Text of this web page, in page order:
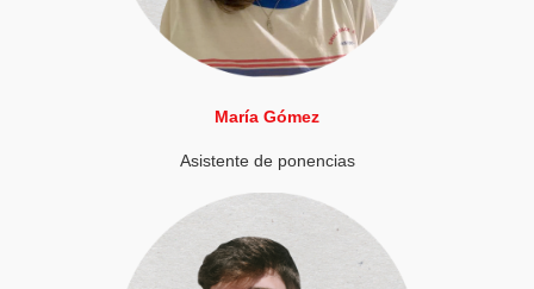
María Gómez
Asistente de ponencias